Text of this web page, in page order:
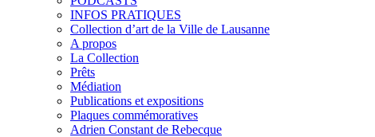
INFOS PRATIQUES
Collection d’art de la Ville de Lausanne
A propos
La Collection
Prêts
Médiation
Publications et expositions
Plaques commémoratives
Adrien Constant de Rebecque